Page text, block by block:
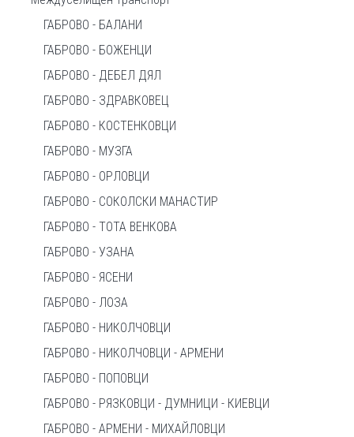
ГАБРОВО - БАЛАНИ
ГАБРОВО - БОЖЕНЦИ
ГАБРОВО - ДЕБЕЛ ДЯЛ
ГАБРОВО - ЗДРАВКОВЕЦ
ГАБРОВО - КОСТЕНКОВЦИ
ГАБРОВО - МУЗГА
ГАБРОВО - ОРЛОВЦИ
ГАБРОВО - СОКОЛСКИ МАНАСТИР
ГАБРОВО - ТОТА ВЕНКОВА
ГАБРОВО - УЗАНА
ГАБРОВО - ЯСЕНИ
ГАБРОВО - ЛОЗА
ГАБРОВО - НИКОЛЧОВЦИ
ГАБРОВО - НИКОЛЧОВЦИ - АРМЕНИ
ГАБРОВО - ПОПОВЦИ
ГАБРОВО - РЯЗКОВЦИ - ДУМНИЦИ - КИЕВЦИ
ГАБРОВО - АРМЕНИ - МИХАЙЛОВЦИ